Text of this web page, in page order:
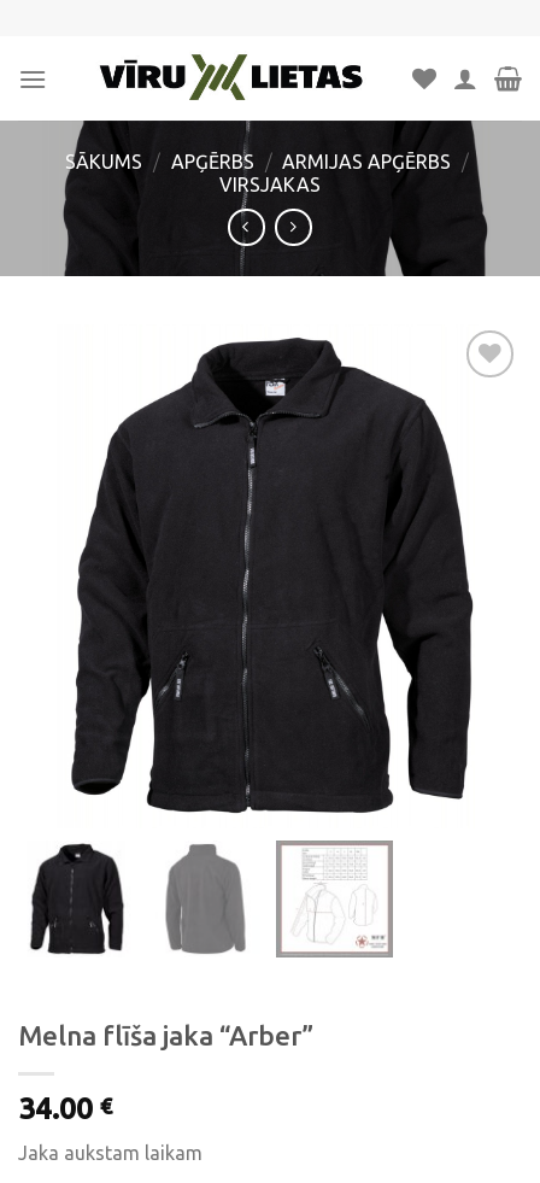
content
SĀKUMS / APĢĒRBS / ARMIJAS APĢĒRBS
/
VIRSJAKAS
Pievienot
vēlmju
sarakstam
Melna flīša jaka “Arber”
34.00 €
Jaka aukstam laikam